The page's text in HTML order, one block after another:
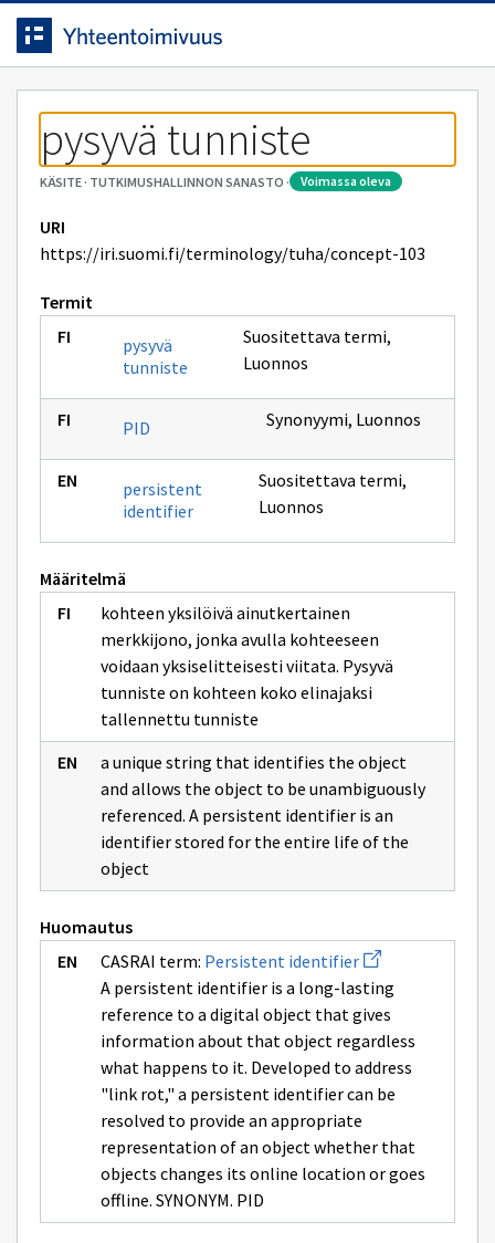
Siirrytty
sivulle
Siirry suoraan sisältöön.
pysyvä tunniste
KÄSITE· TUTKIMUSHALLINNON SANASTO · voimassa oleva
URI
https://iri.suomi.fi/terminology/tuha/concept-103
Termit
pysyvä
tunniste
Suositettava termi,
Luonnos
PID Synonyymi, Luonnos
persistent
identifier
Suositettava termi,
Luonnos
Määritelmä
kohteen yksilöivä ainutkertainen
merkkijono, jonka avulla kohteeseen
voidaan yksiselitteisesti viitata. Pysyvä
tunniste on kohteen koko elinajaksi
tallennettu tunniste
a unique string that identifies the object
and allows the object to be unambiguously
referenced. A persistent identifier is an
identifier stored for the entire life of the
object
Huomautus
CASRAI term: Persistent identifierAvaa
uuden
ikkunan
sivulle
Persistent
identifier
A persistent identifier is a long-lasting
reference to a digital object that gives
information about that object regardless
what happens to it. Developed to address
"link rot," a persistent identifier can be
resolved to provide an appropriate
representation of an object whether that
objects changes its online location or goes
offline. SYNONYM. PID